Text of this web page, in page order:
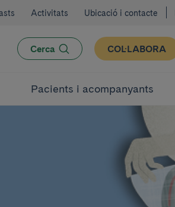
Activitats Ubicació i contacte
Cerca COL·LABORA
Pacients i acompanyants